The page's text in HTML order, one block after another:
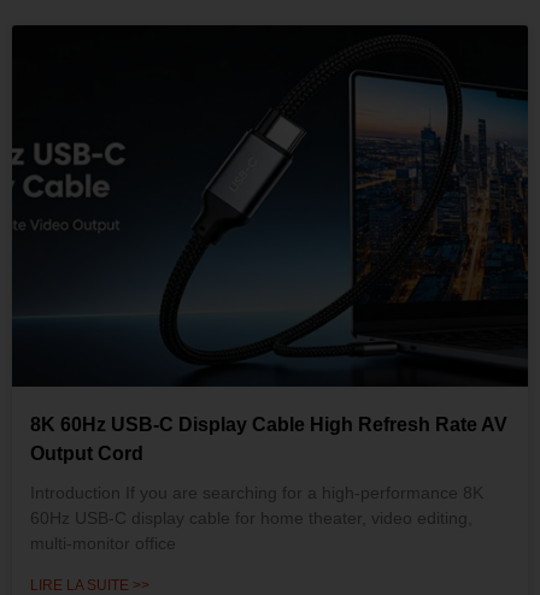
8K 60Hz USB-C Display Cable High Refresh Rate AV
Output Cord
Introduction If you are searching for a high-performance 8K
60Hz USB-C display cable for home theater, video editing,
multi-monitor office
LIRE LA SUITE >>